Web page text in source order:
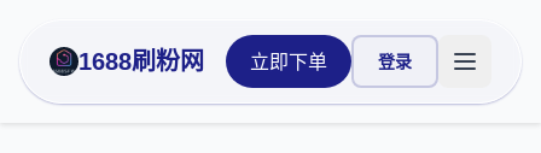
1688刷粉网 立即下单 登录 打开主